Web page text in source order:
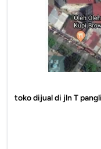
toko dijual di jln T